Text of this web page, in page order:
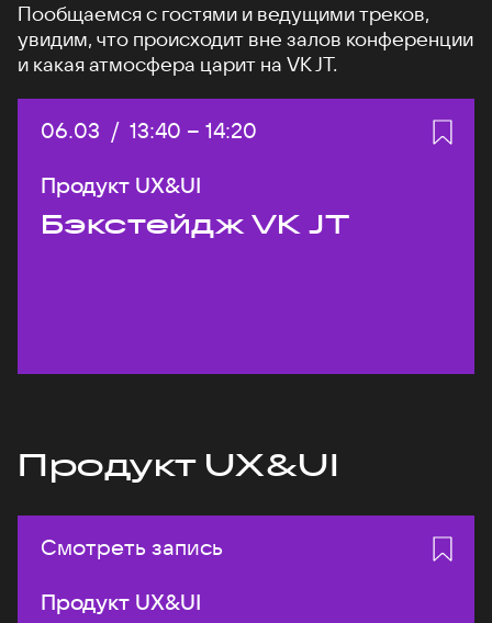
Пообщаемся с гостями и ведущими треков,
увидим, что происходит вне залов конференции
и какая атмосфера царит на VK JT.
Дата:
06.03 / Начало:
13:40 – Конец:
14:20
Продукт UX&UI
Бэкстейдж VK JT
Продукт UX&UI
Смотреть запись
Продукт UX&UI